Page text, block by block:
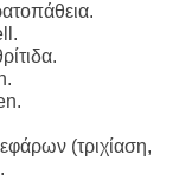
(τριχίαση,